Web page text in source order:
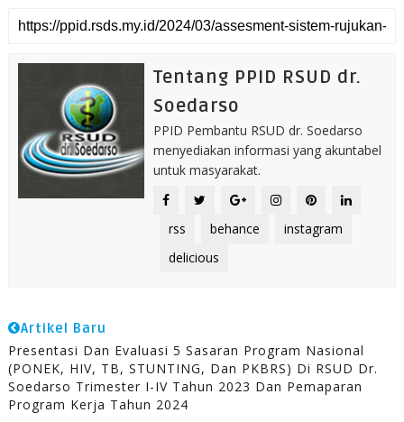
Tentang PPID RSUD dr.
Soedarso
PPID Pembantu RSUD dr. Soedarso
menyediakan informasi yang akuntabel
untuk masyarakat.
rss behance
instagram
delicious
Artikel Baru
Presentasi Dan Evaluasi 5 Sasaran Program Nasional
(PONEK, HIV, TB, STUNTING, Dan PKBRS) Di RSUD Dr.
Soedarso Trimester I-IV Tahun 2023 Dan Pemaparan
Program Kerja Tahun 2024